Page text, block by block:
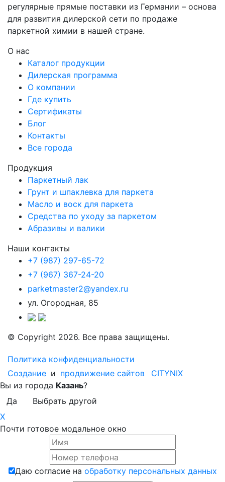
регулярные прямые поставки из Германии – основа
для развития дилерской сети по продаже
паркетной химии в нашей стране.
О нас
Каталог продукции
Дилерская программа
О компании
Где купить
Сертификаты
Блог
Контакты
Все города
Продукция
Паркетный лак
Грунт и шпаклевка для паркета
Масло и воск для паркета
Средства по уходу за паркетом
Абразивы и валики
Наши контакты
+7 (987) 297-65-72
+7 (967) 367-24-20
parketmaster2@yandex.ru
ул. Огородная, 85
© Copyright 2026. Все права защищены.
Политика конфиденциальности
Создание и продвижение сайтов
CITYNIX
Вы из города Казань?
Да
Выбрать другой
X
Почти готовое модальное окно
Даю согласие на обработку персональных данных